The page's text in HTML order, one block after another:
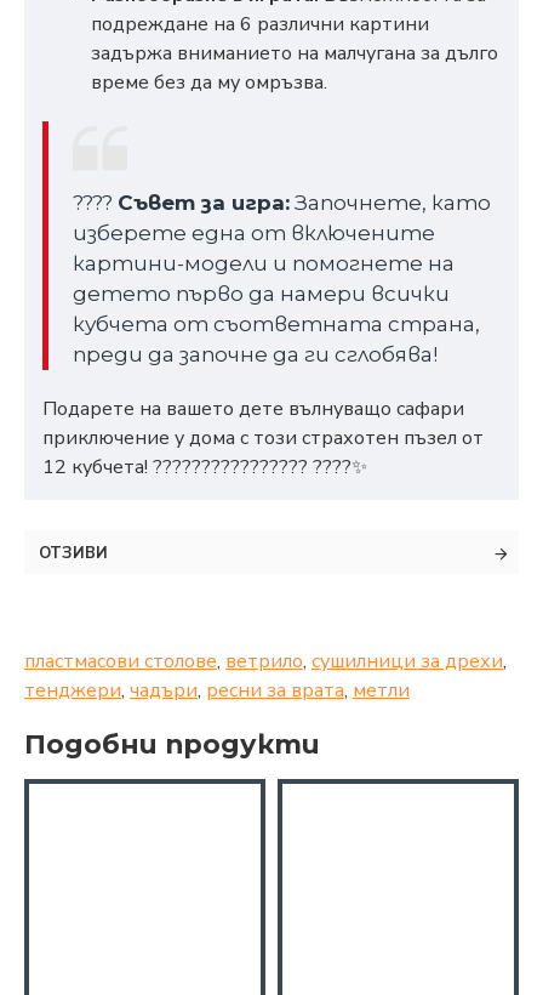
подреждане на 6 различни картини
задържа вниманието на малчугана за дълго
време без да му омръзва.
???? Съвет за игра: Започнете, като
изберете една от включените
картини-модели и помогнете на
детето първо да намери всички
кубчета от съответната страна,
преди да започне да ги сглобява!
Подарете на вашето дете вълнуващо сафари
приключение у дома с този страхотен пъзел от
12 кубчета! ???????????????? ????✨
ОТЗИВИ
пластмасови столове, ветрило, сушилници за дрехи,
тенджери, чадъри, ресни за врата, метли
Подобни продукти